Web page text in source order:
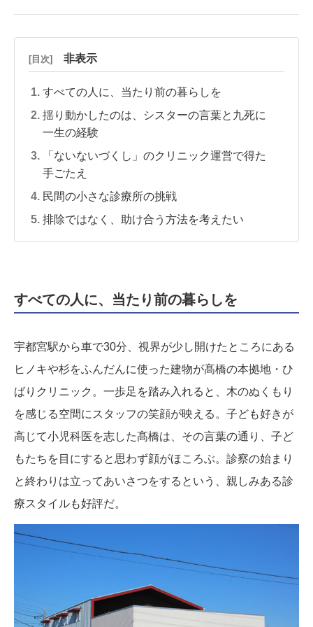
[目次] 非表示
すべての人に、当たり前の暮らしを
揺り動かしたのは、シスターの言葉と九死に
一生の経験
「ないないづくし」のクリニック運営で得た
手ごたえ
民間の小さな診療所の挑戦
排除ではなく、助け合う方法を考えたい
すべての人に、当たり前の暮らしを
宇都宮駅から車で30分、視界が少し開けたところにある
ヒノキや杉をふんだんに使った建物が髙橋の本拠地・ひ
ばりクリニック。一歩足を踏み入れると、木のぬくもり
を感じる空間にスタッフの笑顔が映える。子ども好きが
高じて小児科医を志した髙橋は、その言葉の通り、子ど
もたちを目にすると思わず顔がほころぶ。診察の始まり
と終わりは立ってあいさつをするという、親しみある診
療スタイルも好評だ。